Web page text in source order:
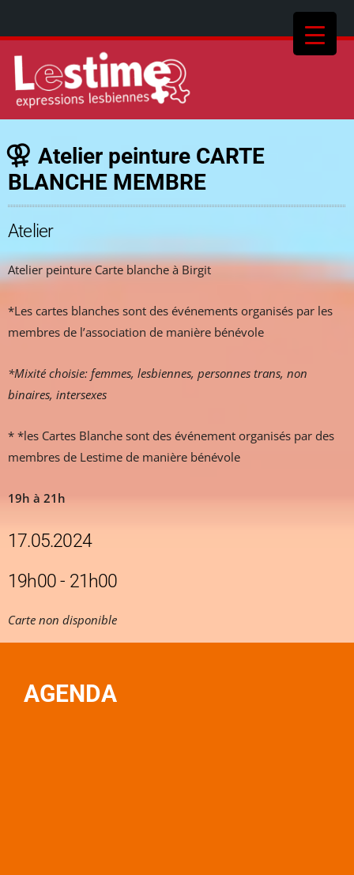
Atelier peinture CARTE
BLANCHE MEMBRE
Atelier
Atelier peinture Carte blanche à Birgit
*Les cartes blanches sont des événements organisés par les
membres de l’association de manière bénévole
*Mixité choisie: femmes, lesbiennes, personnes trans, non
binaires, intersexes
* *les Cartes Blanche sont des événement organisés par des
membres de Lestime de manière bénévole
19h à 21h
17.05.2024
19h00 - 21h00
Carte non disponible
AGENDA